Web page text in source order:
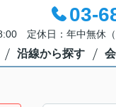
03-
定休日：年中無休（
沿線から探す